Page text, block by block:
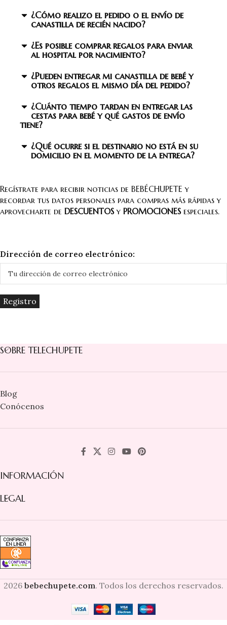
¿Cómo realizo el pedido o el envío de
canastilla de recién nacido?
¿Es posible comprar regalos para enviar
al hospital por nacimiento?
¿Pueden entregar mi canastilla de bebé y
otros regalos el mismo día del pedido?
¿Cuánto tiempo tardan en entregar las
cestas para bebé y qué gastos de envío
tiene?
¿Qué ocurre si el destinario no está en su
domicilio en el momento de la entrega?
Regístrate para recibir noticias de BEBÉCHUPETE y
recordar tus datos personales para compras más rápidas y
aprovecharte de DESCUENTOSy PROMOCIONESespeciales.
Dirección de correo electrónico:
SOBRE TELECHUPETE
Blog
Conócenos
INFORMACIÓN
LEGAL
2026 bebechupete.com. Todos los derechos reservados.